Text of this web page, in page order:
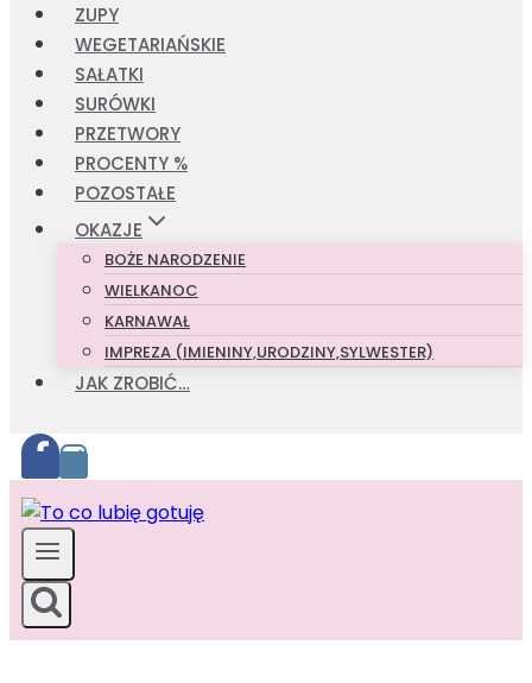
ZUPY
WEGETARIAŃSKIE
SAŁATKI
SURÓWKI
PRZETWORY
PROCENTY %
POZOSTAŁE
OKAZJE
BOŻE NARODZENIE
WIELKANOC
KARNAWAŁ
IMPREZA (IMIENINY,URODZINY,SYLWESTER)
JAK ZROBIĆ…